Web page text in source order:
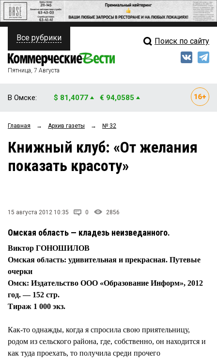
ПОЛИТИКА
ФИНАНСЫ
ОБЩЕСТВО
ЗАКОН
НОВОСТИ КОМПАНИЙ
СТИЛЬ ЖИЗНИ
Свежий выпуск
Рейтинги
Блоги
Все рубрики Поиск по сайту
Пятница, 7 Августа
В Омске: $ 81,4077 € 94,0585
Главная → Архив газеты → № 32
Книжный клуб: «От желания
показать красоту»
15 августа 2012 10:35 0 2856
Омская область — кладезь неизведанного.
Виктор ГОНОШИЛОВ
Омская область: удивительная и прекрасная. Путевые
очерки
Омск: Издательство ООО «Образование Информ», 2012
год. — 152 стр.
Тираж 1 000 экз.
Как-то однажды, когда я спросила свою приятельницу,
родом из сельского района, где, собственно, он находится и
как туда проехать, то получила среди прочего